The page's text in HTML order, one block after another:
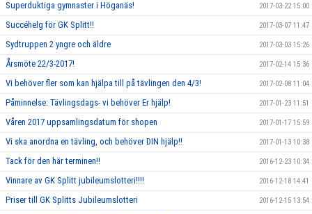
Superduktiga gymnaster i Höganäs! 2017-03-22 15:00
Succéhelg för GK Splitt!! 2017-03-07 11:47
Sydtruppen 2 yngre och äldre 2017-03-03 15:26
Årsmöte 22/3-2017! 2017-02-14 15:36
Vi behöver fler som kan hjälpa till på tävlingen den 4/3! 2017-02-08 11:04
Påminnelse: Tävlingsdags- vi behöver Er hjälp! 2017-01-23 11:51
Våren 2017 uppsamlingsdatum för shopen 2017-01-17 15:59
Vi ska anordna en tävling, och behöver DIN hjälp!! 2017-01-13 10:38
Tack för den här terminen!! 2016-12-23 10:34
Vinnare av GK Splitt jubileumslotteri!!!! 2016-12-18 14:41
Priser till GK Splitts Jubileumslotteri 2016-12-15 13:54